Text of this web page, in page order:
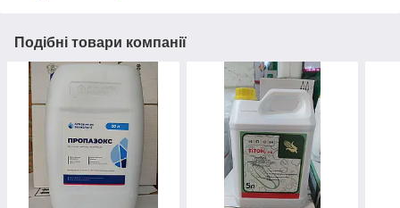
Подібні товари компанії